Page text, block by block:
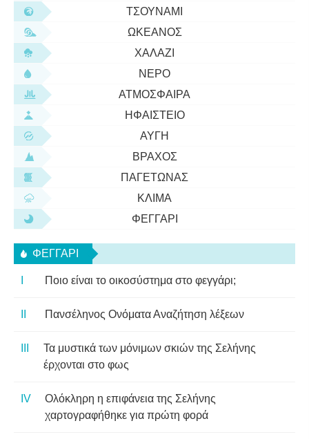
ΤΣΟΥΝΆΜΙ
ΩΚΕΑΝΌΣ
ΧΑΛΆΖΙ
ΝΕΡΌ
ΑΤΜΌΣΦΑΙΡΑ
ΗΦΑΊΣΤΕΙΟ
ΑΥΓΉ
ΒΡΆΧΟΣ
ΠΑΓΕΤΏΝΑΣ
ΚΛΊΜΑ
ΦΕΓΓΆΡΙ
ΦΕΓΓΆΡΙ
Ποιο είναι το οικοσύστημα στο φεγγάρι;
Πανσέληνος Ονόματα Αναζήτηση λέξεων
Τα μυστικά των μόνιμων σκιών της Σελήνης
έρχονται στο φως
Ολόκληρη η επιφάνεια της Σελήνης
χαρτογραφήθηκε για πρώτη φορά